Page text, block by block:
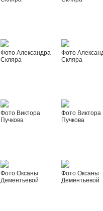
Фото Александра
Скляра
Фото
Скляра
Фото Виктора
Пучкова
Фото Виктора
Пучкова
Фото Оксаны
Дементьевой
Фото Оксаны
Дементьевой